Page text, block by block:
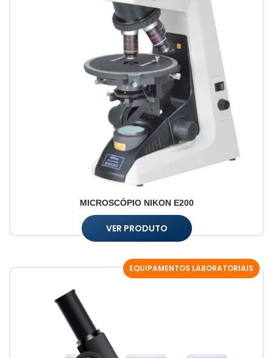
MICROSCÓPIO NIKON E200
VER PRODUTO
EQUIPAMENTOS LABORATORIAIS